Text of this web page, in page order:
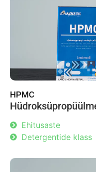
HPMC
Ehitusaste
Detergentide klass